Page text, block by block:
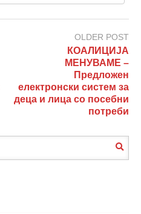
OLDER POST
КОАЛИЦИЈА
МЕНУВАМЕ –
Предложен
електронски систем за
деца и лица со посебни
потреби